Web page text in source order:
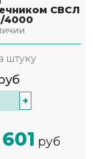
СВСЛ
4000
штуку
+
руб